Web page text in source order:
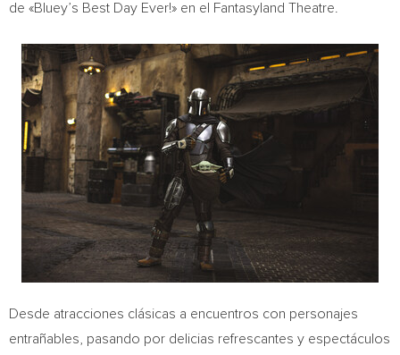
de «Bluey’s Best Day Ever!» en el Fantasyland Theatre.
Desde atracciones clásicas a encuentros con personajes
entrañables, pasando por delicias refrescantes y espectáculos